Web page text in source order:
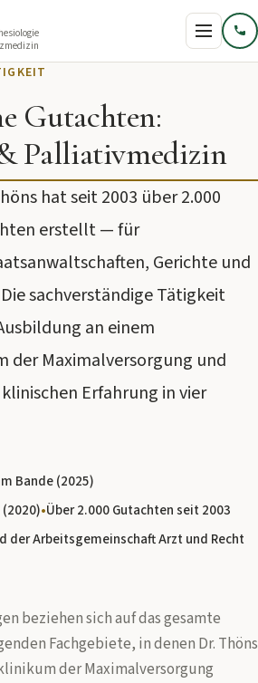
Gutachten:
Palliativmedizin
hat seit 2003 über 2.000
erstellt — für
Gerichte und
sachverständige Tätigkeit
an einem
der Maximalversorgung und
Erfahrung in vier
Bande (2025)
Über 2.000 Gutachten seit 2003
der Arbeitsgemeinschaft Arzt und Recht
beziehen sich auf das gesamte
Fachgebiete, in denen Dr. Thöns
der Maximalversorgung